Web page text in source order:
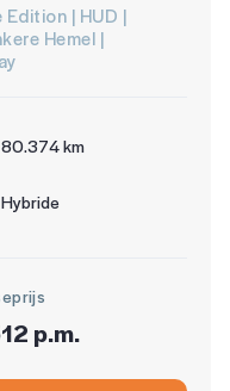
| HUD |
Hemel |
80.374 km
Hybride
p.m.